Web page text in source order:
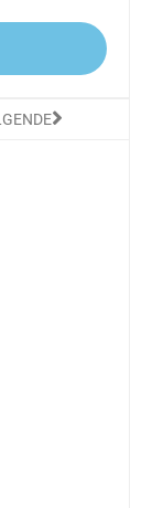
Volgende